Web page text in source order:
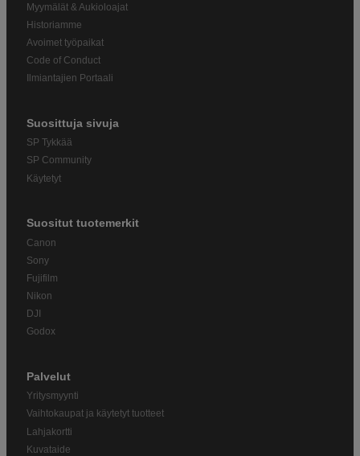
Myymälät & Aukioloajat
Historiamme
Avoimet työpaikat
Code of Conduct
Ilmiantajien Portaali
Suosittuja sivuja
SP Tykkää
SP Community
Käytetyt
Suositut tuotemerkit
Canon
Sony
Fujifilm
Nikon
DJI
Godox
Palvelut
Yritysmyynti
Vaihtokaupat ja käytetyt tuotteet
Lahjakortti
Kuvataide